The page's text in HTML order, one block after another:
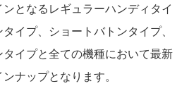
となるレギュラーハンディタイ
イプ、ショートバトンタイプ、
イプと全ての機種において最新
ナップとなります。